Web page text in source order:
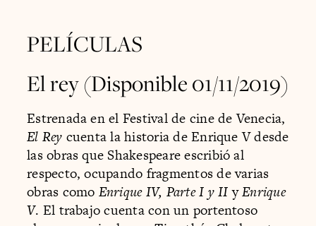
PELÍCULAS
El rey (Disponible 01/11/2019)
Estrenada en el Festival de cine de Venecia,
El Rey cuenta la historia de Enrique V desde
las obras que Shakespeare escribió al
respecto, ocupando fragmentos de varias
obras como Enrique IV, Parte I y IIyEnrique
V. El trabajo cuenta con un portentoso